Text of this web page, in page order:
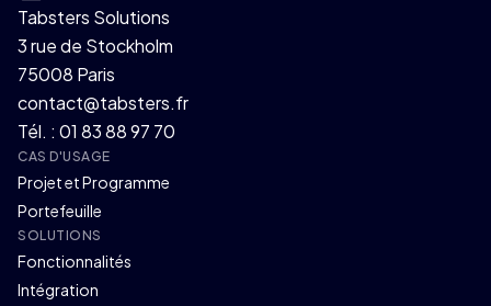
Tabsters Solutions
3 rue de Stockholm
75008 Paris
contact@tabsters.fr
Tél. : 01 83 88 97 70
CAS D'USAGE
Projet et Programme
Portefeuille
SOLUTIONS
Fonctionnalités
Intégration